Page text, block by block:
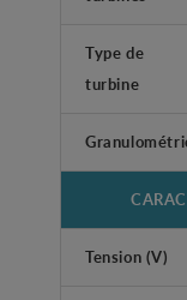
Type de
turbine
Tension (V)